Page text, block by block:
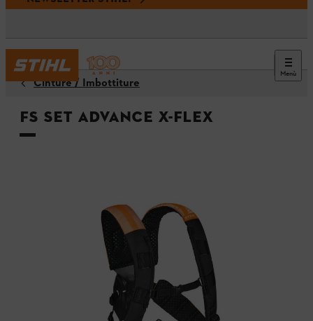
Menù
Cinture / Imbottiture
FS Set ADVANCE X-Flex